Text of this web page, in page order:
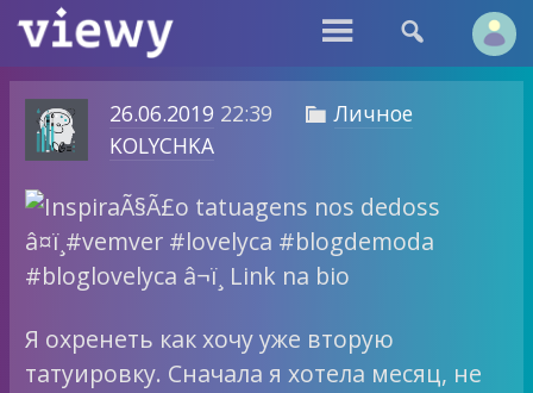
 
26.06.2019 22:39  Личное
KOLYCHKA
Я охренеть как хочу уже вторую
татуировку. Сначала я хотела месяц, не